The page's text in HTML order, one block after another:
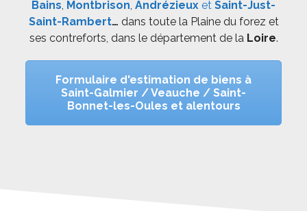
Bains, Montbrison, Andrézieux et Saint-Just-
Saint-Rambert… dans toute la Plaine du forez et
ses contreforts, dans le département de la Loire.
Formulaire d'estimation de biens à
Saint-Galmier / Veauche / Saint-
Bonnet-les-Oules et alentours